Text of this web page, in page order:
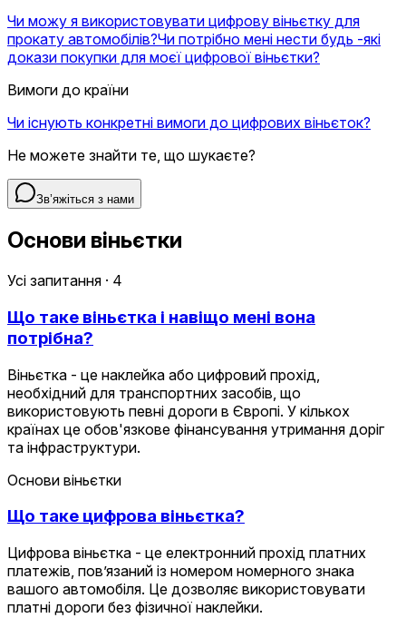
Чи можу я використовувати цифрову віньєтку для
прокату автомобілів?Чи потрібно мені нести будь -які
докази покупки для моєї цифрової віньєтки?
Вимоги до країни
Чи існують конкретні вимоги до цифрових віньєток?
Не можете знайти те, що шукаєте?
Зв’яжіться з нами
Основи віньєтки
Усі запитання · 4
Що таке віньєтка і навіщо мені вона
потрібна?
Віньєтка - це наклейка або цифровий прохід,
необхідний для транспортних засобів, що
використовують певні дороги в Європі. У кількох
країнах це обов'язкове фінансування утримання доріг
та інфраструктури.
Основи віньєтки
Що таке цифрова віньєтка?
Цифрова віньєтка - це електронний прохід платних
платежів, пов’язаний із номером номерного знака
вашого автомобіля. Це дозволяє використовувати
платні дороги без фізичної наклейки.